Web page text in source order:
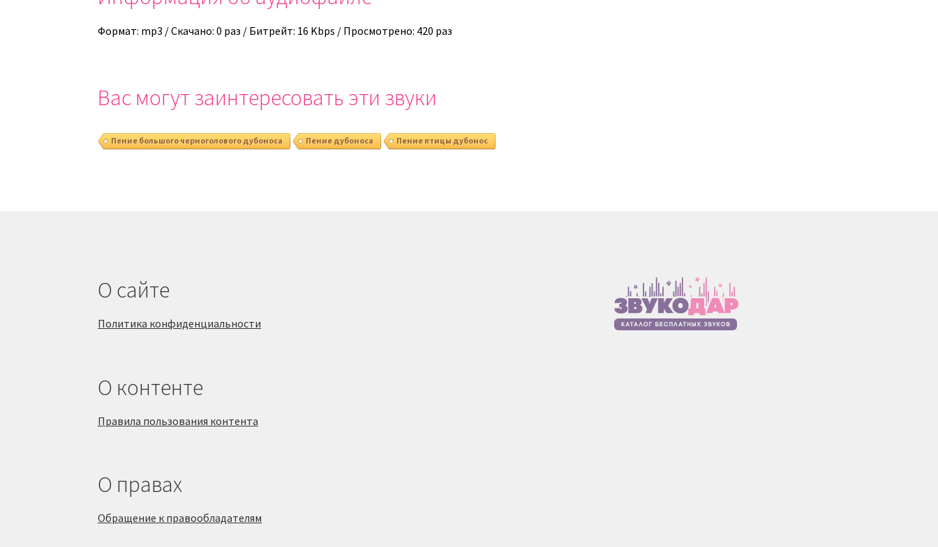
увеличить
Формат: mp3 / Скачано: 0 раз / Битрейт: 16 Kbps / Просмотрено: 420 раз
Вас могут заинтересовать эти звуки
Пение большого черноголового дубоноса Пение дубоноса Пение птицы дубонос
О сайте
Политика конфиденциальности
О контенте
Правила пользования контента
О правах
Обращение к правообладателям